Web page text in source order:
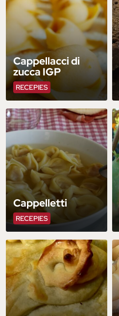
RECEPIES
Cappellacci di
zucca IGP
RECEPIES
Cappelletti